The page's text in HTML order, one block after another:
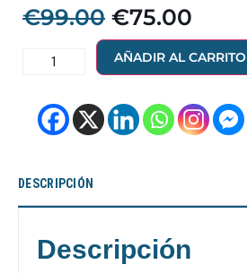
€99.00 €75.00
AÑADIR AL CARRITO
DESCRIPCIÓN
Descripción